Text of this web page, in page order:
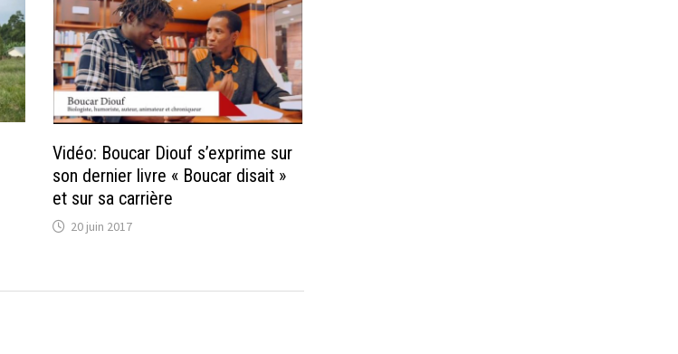
Vidéo: Boucar Diouf s’exprime sur
son dernier livre « Boucar disait »
et sur sa carrière
20 juin 2017